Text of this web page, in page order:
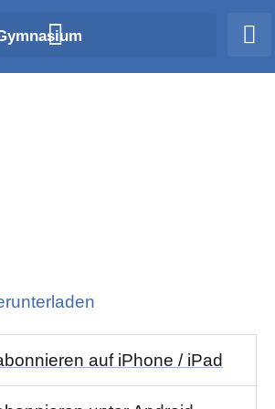
auf iPhone / iPad